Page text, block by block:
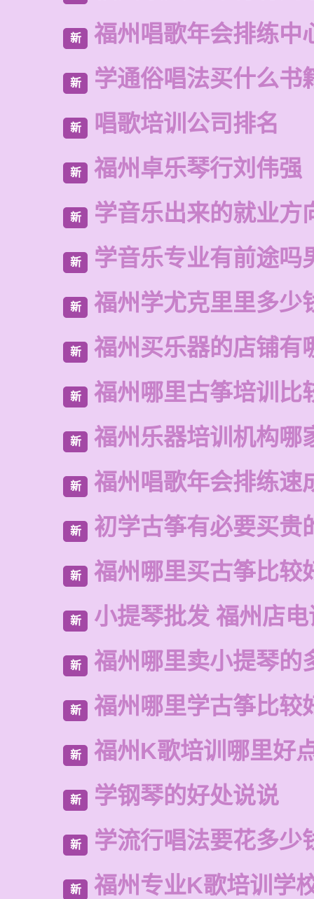
新 福州唱歌年会排练中
新 学通俗唱法买什么书
新 唱歌培训公司排名
新 福州卓乐琴行刘伟强
新 学音乐出来的就业方
新 学音乐专业有前途吗
新 福州学尤克里里多少
新 福州买乐器的店铺有
新 福州哪里古筝培训比
新 福州乐器培训机构哪
新 福州唱歌年会排练速
新 初学古筝有必要买贵
新 福州哪里买古筝比较
新 小提琴批发 福州店
新 福州哪里卖小提琴的
新 福州哪里学古筝比较
新 福州K歌培训哪里好
新 学钢琴的好处说说
新 学流行唱法要花多少
新 福州专业K歌培训学